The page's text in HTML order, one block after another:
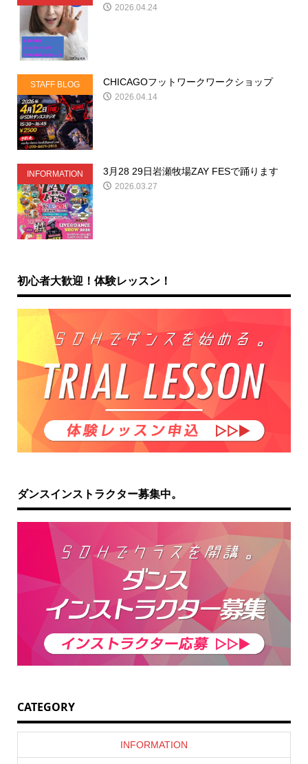
2026.04.24
STAFF BLOG CHICAGOフットワークワークショップ
2026.04.14
INFORMATION 3月28 29日岩瀬牧場ZAY FESで踊ります
2026.03.27
初心者大歓迎！体験レッスン！
ダンスインストラクター募集中。
CATEGORY
INFORMATION